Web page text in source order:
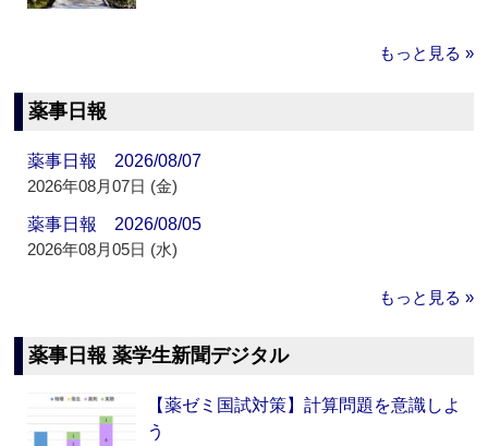
もっと見る »
薬事日報
薬事日報 2026/08/07
2026年08月07日 (金)
薬事日報 2026/08/05
2026年08月05日 (水)
もっと見る »
薬事日報 薬学生新聞デジタル
【薬ゼミ国試対策】計算問題を意識しよ
う